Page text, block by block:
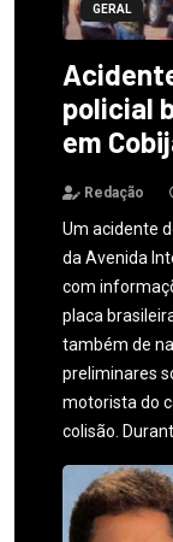
GERAL
policial
em
Redação
Um acidente
da Avenida
com
placa
também de
preliminares
motorista do
colisão.